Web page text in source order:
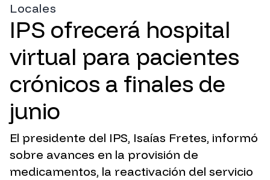
Locales
IPS ofrecerá hospital
virtual para pacientes
crónicos a finales de
junio
El presidente del IPS, Isaías Fretes, informó
sobre avances en la provisión de
medicamentos, la reactivación del servicio